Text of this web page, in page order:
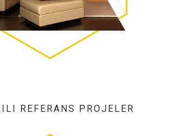
REFERANS PROJELER